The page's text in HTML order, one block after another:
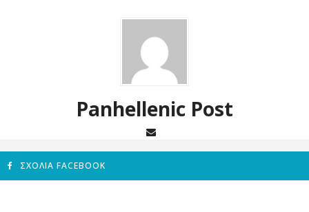
Panhellenic Post
ΣΧΌΛΙΑ FACEBOOK